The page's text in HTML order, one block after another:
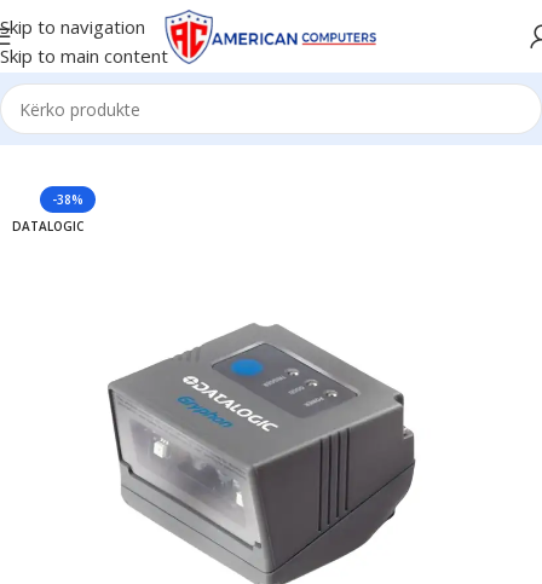
Skip to navigation
Skip to main content
Kreu/Biznese/Barcode Reader
-38%
DATALOGIC